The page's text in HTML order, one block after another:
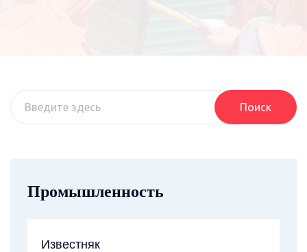
Поиск
Промышленность
Известняк